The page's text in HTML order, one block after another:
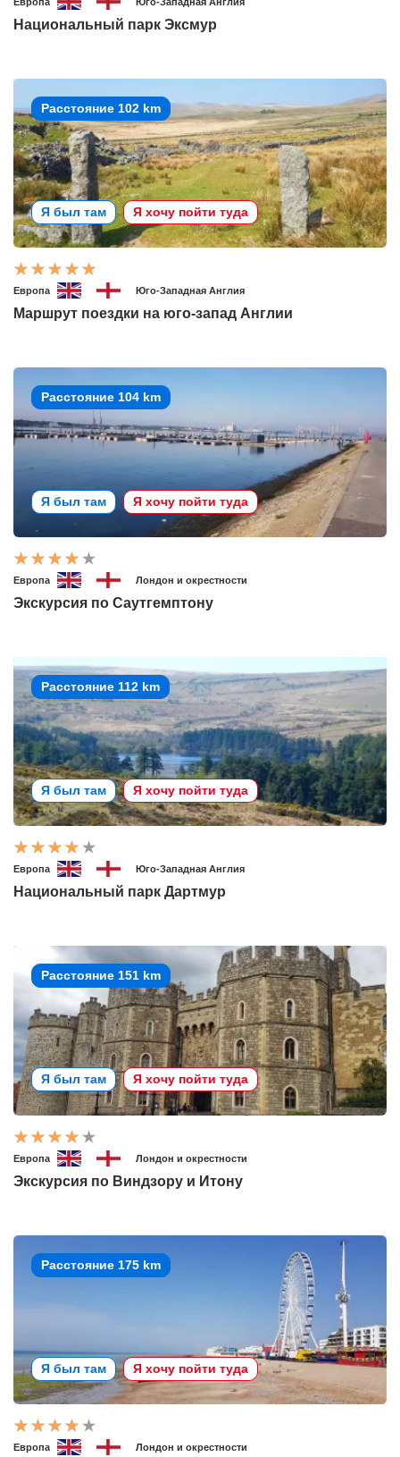
Национальный парк Эксмур
Расстояние 102 km
Я был там Я хочу пойти туда
Европа Юго-Западная Англия
Маршрут поездки на юго-запад Англии
Расстояние 104 km
Я был там Я хочу пойти туда
Европа Лондон и окрестности
Экскурсия по Саутгемптону
Расстояние 112 km
Я был там Я хочу пойти туда
Европа Юго-Западная Англия
Национальный парк Дартмур
Расстояние 151 km
Я был там Я хочу пойти туда
Европа Лондон и окрестности
Экскурсия по Виндзору и Итону
Расстояние 175 km
Я был там Я хочу пойти туда
Европа Лондон и окрестности